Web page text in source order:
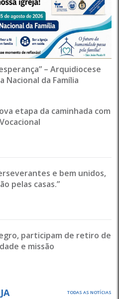
– Arquidiocese
Nacional da Família
etapa da caminhada com
e bem unidos,
pelas casas.”
participam de retiro de
e missão
TODAS AS NOTÍCIAS